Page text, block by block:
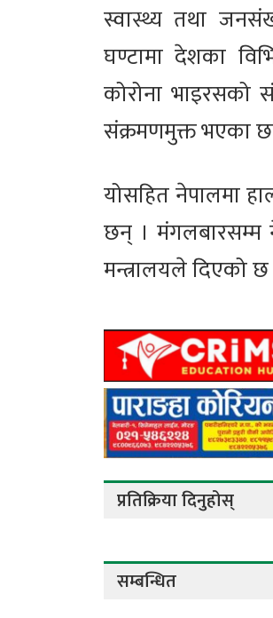
स्वास्थ्य तथा
घण्टामा देशका
कोरोना
संक्रमणमुक्त भएका
योसहित नेपालमा
छन् । मंगलबारसम्म
मन्त्रालयले दिएको छ
प्रतिक्रिया दिनुहोस्
सम्बन्धित